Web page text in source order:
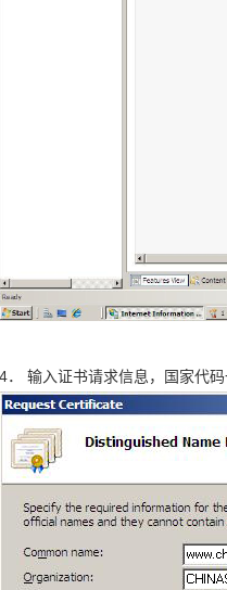
4． 输入证书请求信息，国家代码